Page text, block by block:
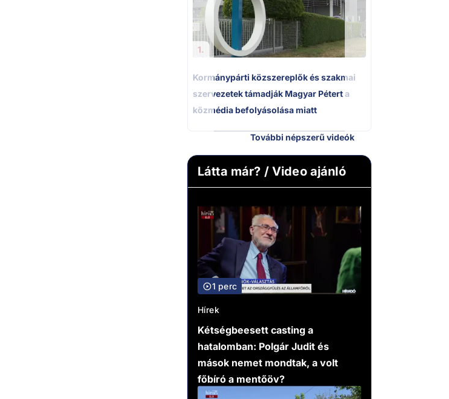
1.
Kormánypárti közszereplők és szakmai
szervezetek támadják Magyar Pétert a
közmédia befolyásolása miatt
További népszerű videók
Látta már? / Video ajánló
1 perc
Hírek
Kétségbeesett casting a
hatalomban: Polgár Judit és
mások nemet mondtak, a volt
főbíró a mentőöv?